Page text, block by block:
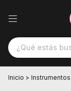
Inicio >